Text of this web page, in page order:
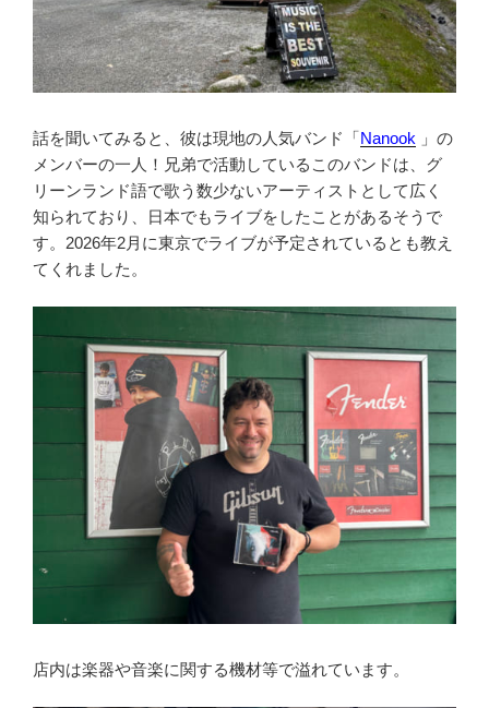
話を聞いてみると、彼は現地の人気バンド「Nanook 」の
メンバーの一人！兄弟で活動しているこのバンドは、グ
リーンランド語で歌う数少ないアーティストとして広く
知られており、日本でもライブをしたことがあるそうで
す。2026年2月に東京でライブが予定されているとも教え
てくれました。
店内は楽器や音楽に関する機材等で溢れています。